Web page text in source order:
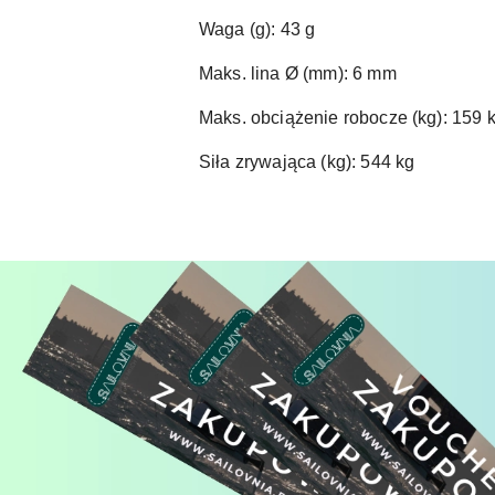
Waga (g): 43 g
Maks. lina Ø (mm): 6 mm
Maks. obciążenie robocze (kg): 159
Siła zrywająca (kg): 544 kg